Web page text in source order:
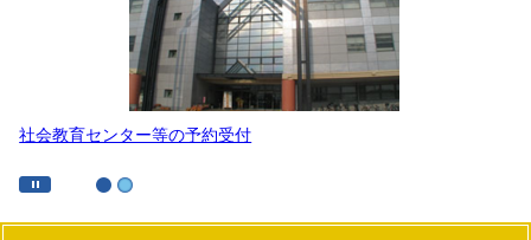
社会教育センター等の予約受付